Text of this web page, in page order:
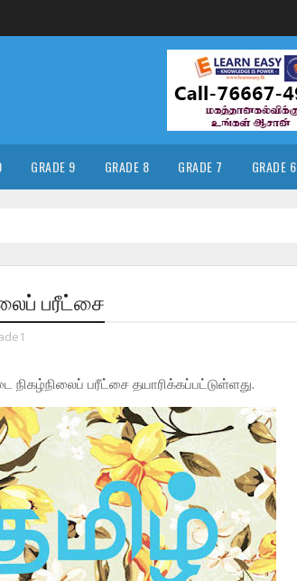
GRADE 9 GRADE 8 GRADE 7 GRADE 6
பரீட்சை
பரீட்சை தயாரிக்கப்பட்டுள்ளது.